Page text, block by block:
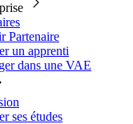
Partenaire
un apprenti
dans une VAE
ses études